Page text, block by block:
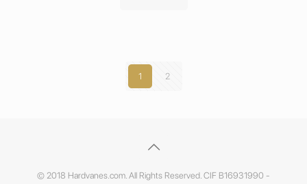
1 2
© 2018 Hardvanes.com. All Rights Reserved. CIF B16931990 -